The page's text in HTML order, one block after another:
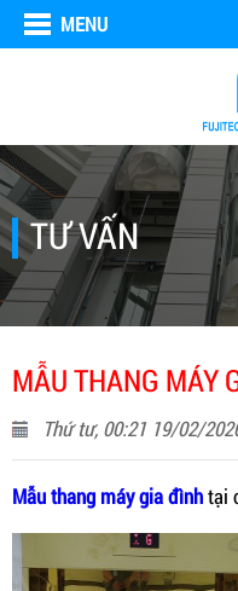
MENU
TƯ VẤN
MẪU THANG MÁY
Thứ tư, 00:21 19/02/
Mẫu thang máy gia đìnhtại